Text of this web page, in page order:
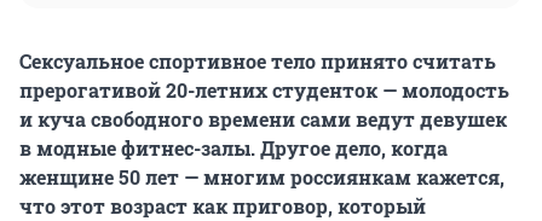
Сексуальное спортивное тело принято считать
прерогативой 20-летних студенток — молодость
и куча свободного времени сами ведут девушек
в модные фитнес-залы. Другое дело, когда
женщине 50 лет — многим россиянкам кажется,
что этот возраст как приговор, который